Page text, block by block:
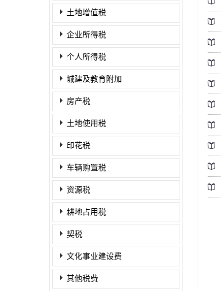
土地增值税
企业所得税
个人所得税
城建及教育附加
房产税
土地使用税
印花税
车辆购置税
资源税
耕地占用税
契税
文化事业建设费
其他税费